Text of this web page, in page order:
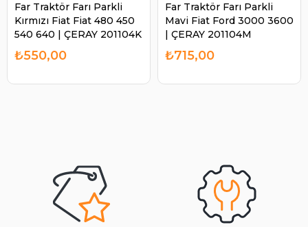
Far Traktör Farı Parkli
Kırmızı Fiat Fiat 480 450
540 640 | ÇERAY 201104K
₺550,00
Far Traktör Farı Parkli
Mavi Fiat Ford 3000 3600
| ÇERAY 201104M
₺715,00